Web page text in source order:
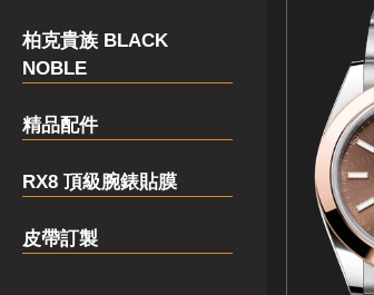
柏克貴族 BLACK
NOBLE
精品配件
RX8 頂級腕錶貼膜
皮帶訂製